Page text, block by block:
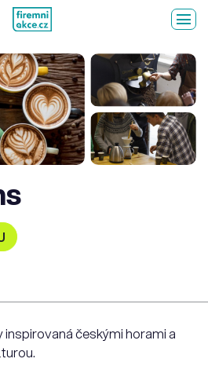
českými horami a